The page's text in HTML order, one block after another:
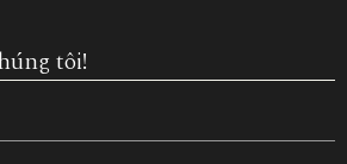
tôi!